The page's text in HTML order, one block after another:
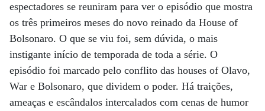
espectadores se reuniram para ver o episódio que mostra
os três primeiros meses do novo reinado da House of
Bolsonaro. O que se viu foi, sem dúvida, o mais
instigante início de temporada de toda a série. O
episódio foi marcado pelo conflito das houses of Olavo,
War e Bolsonaro, que dividem o poder. Há traições,
ameaças e escândalos intercalados com cenas de humor